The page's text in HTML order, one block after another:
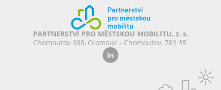
PARTNERSTVÍ PRO MĚSTSKOU MOBILITU, z. s.
Chomoutov 388, Olomouc - Chomoutov, 783 35